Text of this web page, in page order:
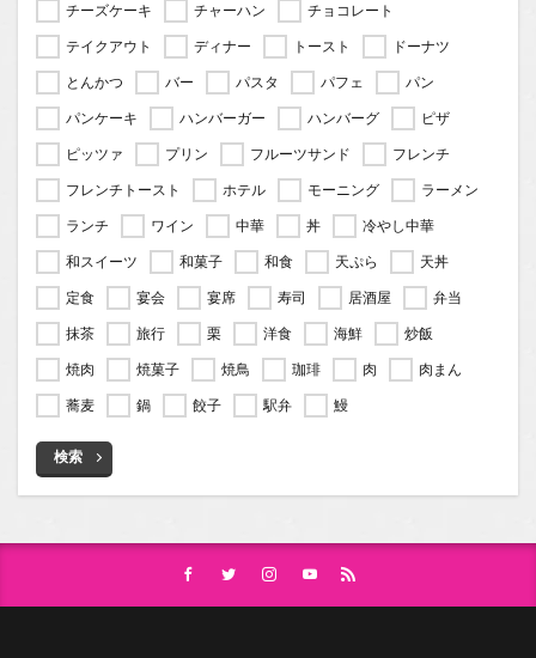
チーズケーキ
チャーハン
チョコレート
テイクアウト
ディナー トースト
ドーナツ
とんかつ
バー パスタ パフェ
パン
パンケーキ
ハンバーガー ハンバーグ
ピザ
ピッツァ
プリン フルーツサンド
フレンチ
フレンチトースト
ホテル モーニング
ラーメン
ランチ
ワイン 中華 丼
冷やし中華
和スイーツ
和菓子 和食 天ぷら
天丼
定食
宴会 宴席 寿司 居酒屋
弁当
抹茶
旅行 栗 洋食 海鮮
炒飯
焼肉
焼菓子 焼鳥 珈琲 肉
肉まん
蕎麦
鍋 餃子 駅弁 鰻
検索